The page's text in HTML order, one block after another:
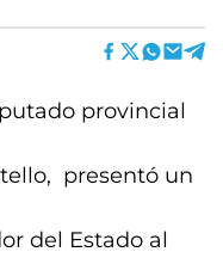
provincial
presentó un
del Estado al